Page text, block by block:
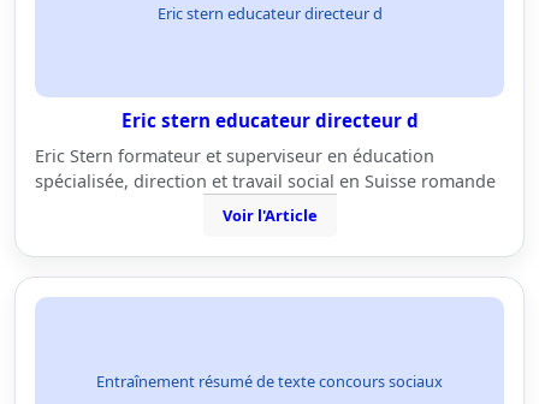
Eric stern educateur directeur d
Eric stern educateur directeur d
Eric Stern formateur et superviseur en éducation
spécialisée, direction et travail social en Suisse romande
Voir l'Article
Entraînement résumé de texte concours sociaux